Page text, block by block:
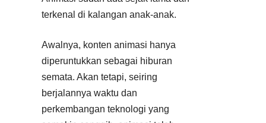
terkenal di kalangan anak-anak.
Awalnya, konten animasi hanya
diperuntukkan sebagai hiburan
semata. Akan tetapi, seiring
berjalannya waktu dan
perkembangan teknologi yang